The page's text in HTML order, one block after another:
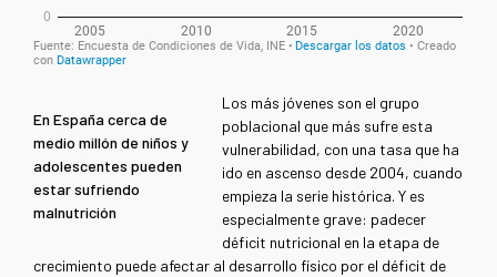
En España cerca de
medio millón de niños y
adolescentes pueden
estar sufriendo
malnutrición
Los más jóvenes son el grupo
poblacional que más sufre esta
vulnerabilidad, con una tasa que ha
ido en ascenso desde 2004, cuando
empieza la serie histórica. Y es
especialmente grave: padecer
déficit nutricional en la etapa de
crecimiento puede afectar al desarrollo físico por el déficit de